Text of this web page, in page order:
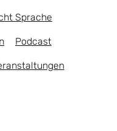
Sprache
Podcast